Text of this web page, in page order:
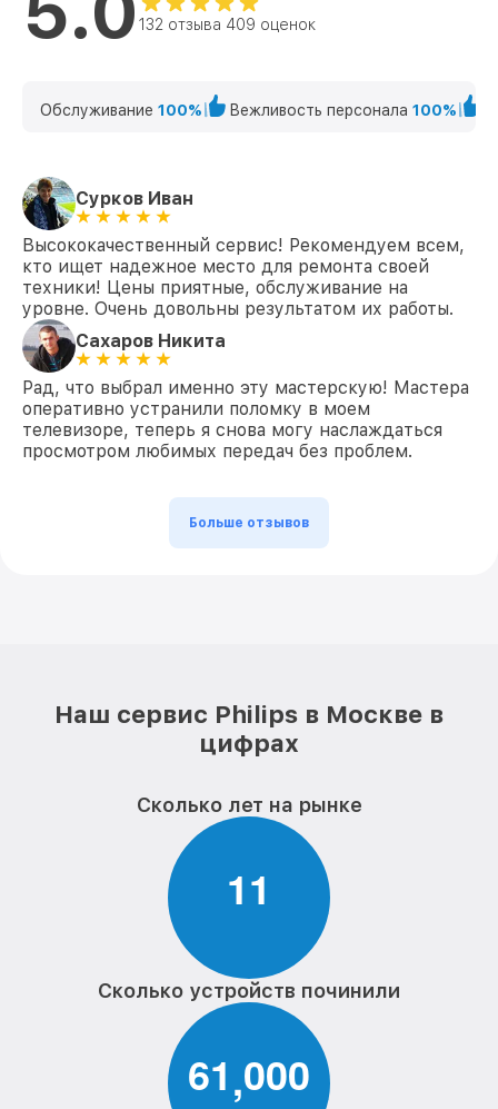
OLED 959 Philips
132 отзыва 409 оценок
Обслуживание 100% Вежливость персонала 100%
Сурков Иван
Высококачественный сервис! Рекомендуем всем,
кто ищет надежное место для ремонта своей
техники! Цены приятные, обслуживание на
уровне. Очень довольны результатом их работы.
Сахаров Никита
Рад, что выбрал именно эту мастерскую! Мастера
оперативно устранили поломку в моем
телевизоре, теперь я снова могу наслаждаться
просмотром любимых передач без проблем.
Больше отзывов
Наш сервис Philips в Москве в
цифрах
Сколько лет на рынке
11
Сколько устройств починили
61,000